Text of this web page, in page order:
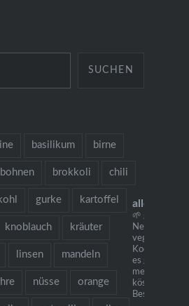
SUCHEN
basilikum birne
bohnen brokkoli chili
gurke kartoffel
knoblauch kräuter
linsen mandeln
nüsse orange
🌱 grow cook
Neu: mein
vegetarisches
Kochbuch
es gibt
mehr als 130
köstlichen
Bestellung